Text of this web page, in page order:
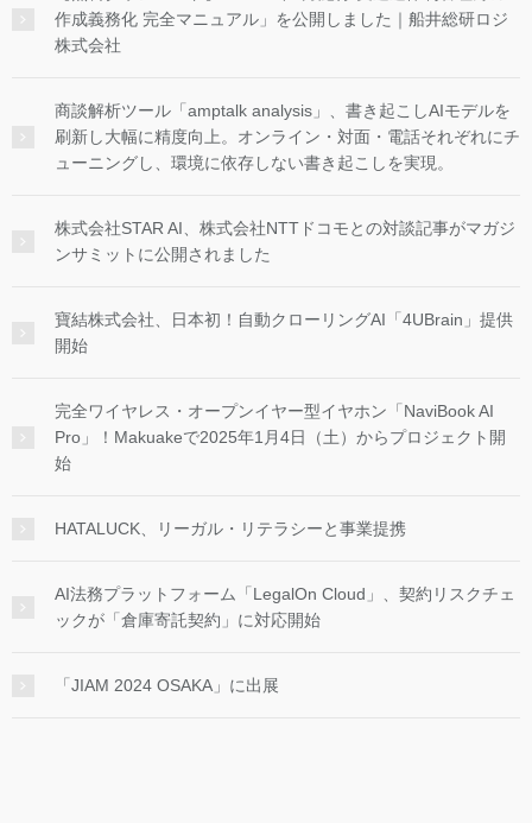
作成義務化 完全マニュアル」を公開しました｜船井総研ロジ
株式会社
商談解析ツール「amptalk analysis」、書き起こしAIモデルを
刷新し大幅に精度向上。オンライン・対面・電話それぞれにチ
ューニングし、環境に依存しない書き起こしを実現。
株式会社STAR AI、株式会社NTTドコモとの対談記事がマガジ
ンサミットに公開されました
寶結株式会社、日本初！自動クローリングAI「4UBrain」提供
開始
完全ワイヤレス・オープンイヤー型イヤホン「NaviBook AI
Pro」！Makuakeで2025年1月4日（土）からプロジェクト開
始
HATALUCK、リーガル・リテラシーと事業提携
AI法務プラットフォーム「LegalOn Cloud」、契約リスクチェ
ックが「倉庫寄託契約」に対応開始
「JIAM 2024 OSAKA」に出展